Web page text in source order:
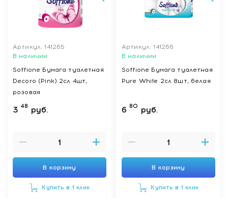
Артикул: 141265
В наличии
Soffione Бумага туалетная
Decoro (Pink) 2сл 4шт,
розовая
3 48 руб.
В корзину
Купить в 1 клик
Артикул: 141266
В наличии
Soffione Бумага туалетная
Pure White 2сл 8шт, белая
6 80 руб.
В корзину
Купить в 1 клик